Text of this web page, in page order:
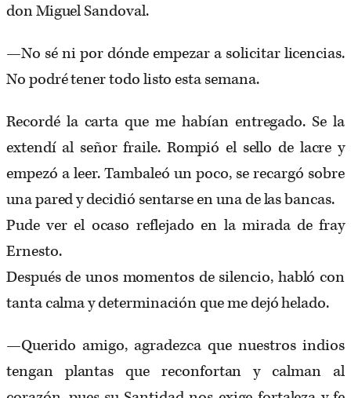
don Miguel Sandoval.
—No sé ni por dónde empezar a solicitar licencias.
No podré tener todo listo esta semana.
Recordé la carta que me habían entregado. Se la
extendí al señor fraile. Rompió el sello de lacre y
empezó a leer. Tambaleó un poco, se recargó sobre
una pared y decidió sentarse en una de las bancas.
Pude ver el ocaso reflejado en la mirada de fray
Ernesto.
Después de unos momentos de silencio, habló con
tanta calma y determinación que me dejó helado.
—Querido amigo, agradezca que nuestros indios
tengan plantas que reconfortan y calman al